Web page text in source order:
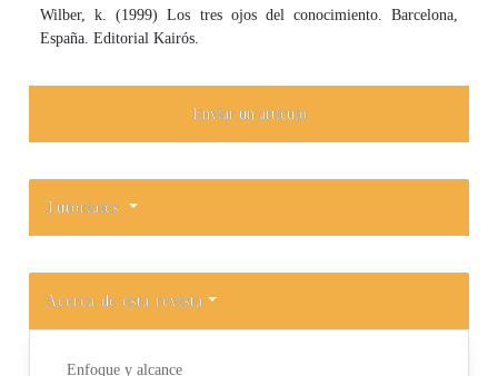
Wilber, k. (1999) Los tres ojos del conocimiento. Barcelona,
España. Editorial Kairós.
Enviar un artículo
Tutoriales
Acerca de esta revista
Enfoque y alcance